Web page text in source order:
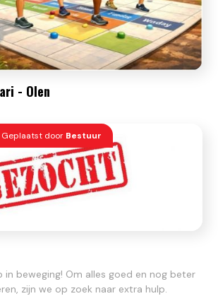
- Olen
Geplaatst door Bestuur
in beweging! Om alles goed en nog beter
zijn we op zoek naar extra hulp.